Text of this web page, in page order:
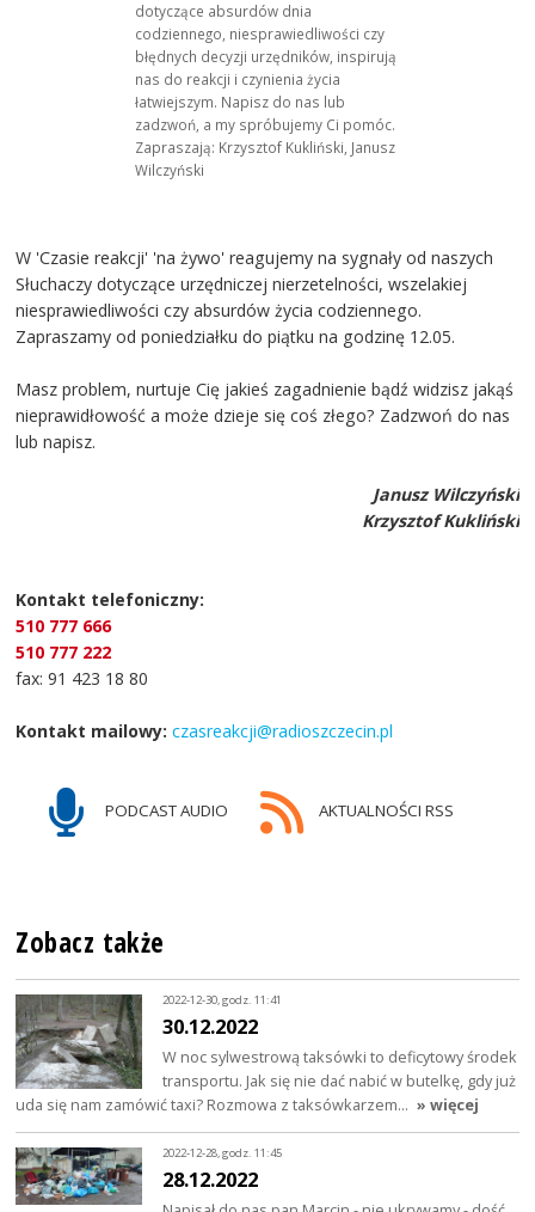
dotyczące absurdów dnia
codziennego, niesprawiedliwości czy
błędnych decyzji urzędników, inspirują
nas do reakcji i czynienia życia
łatwiejszym. Napisz do nas lub
zadzwoń, a my spróbujemy Ci pomóc.
Zapraszają: Krzysztof Kukliński, Janusz
Wilczyński
W 'Czasie reakcji' 'na żywo' reagujemy na sygnały od naszych
Słuchaczy dotyczące urzędniczej nierzetelności, wszelakiej
niesprawiedliwości czy absurdów życia codziennego.
Zapraszamy od poniedziałku do piątku na godzinę 12.05.
Masz problem, nurtuje Cię jakieś zagadnienie bądź widzisz jakąś
nieprawidłowość a może dzieje się coś złego? Zadzwoń do nas
lub napisz.
Janusz Wilczyński
Krzysztof Kukliński
Kontakt telefoniczny:
510 777 666
510 777 222
fax: 91 423 18 80
Kontakt mailowy: czasreakcji@radioszczecin.pl
PODCAST AUDIO AKTUALNOŚCI RSS
Zobacz także
2022-12-30, godz. 11:41
30.12.2022
W noc sylwestrową taksówki to deficytowy środek
transportu. Jak się nie dać nabić w butelkę, gdy już
uda się nam zamówić taxi? Rozmowa z taksówkarzem… » więcej
2022-12-28, godz. 11:45
28.12.2022